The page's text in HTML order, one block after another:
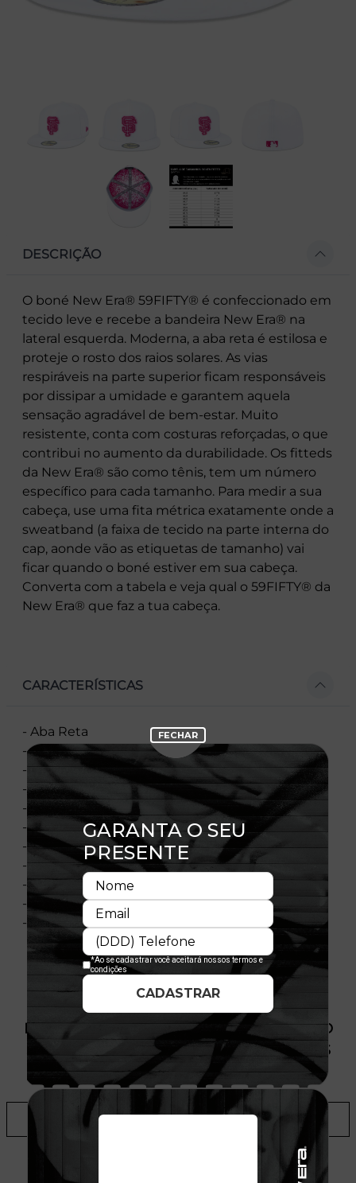
DESCRIÇÃO
O boné New Era® 59FIFTY® é confeccionado em
tecido leve e recebe a bandeira New Era® na
lateral esquerda. Moderna, a aba reta é estilosa e
proteje o rosto dos raios solares. As vias
respiráveis na parte superior ficam responsáveis
por dissipar a umidade e garantem aquela
sensação agradável de bem-estar. Muito
resistente, conta com costuras reforçadas, o que
contribui no aumento da durabilidade. Os fitteds
da New Era® são como tênis, tem um número
específico para cada tamanho. Para medir a sua
cabeça, use uma fita métrica exatamente onde a
sweatband (a faixa de tecido na parte interna do
cap, aonde vão as etiquetas de tamanho) vai
ficar quando o boné estiver em sua cabeça.
Converta com a tabela e veja qual o 59FIFTY® da
New Era® que faz a tua cabeça.
CARACTERÍSTICAS
- Aba Reta
- Copa Estruturada
- Fechamento: Fitted
- Bordado Frontal E Silk
- Bordado Traseiro
- Forro Estampado
- Flag Lateral
- Material: Sarja
- Composição: 100% Poliéster
- Importado
- Licença Oficial
PRODUTO SEM ESTOQUE DÍSPONÍVEL NO
SITE, CONSULTE A DISPONIBILIDADE NAS
LOJAS
ADICIONAR A LISTA DE DESEJOS